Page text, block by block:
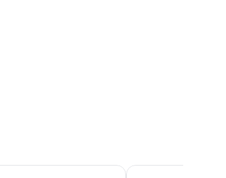
운 수 호텔